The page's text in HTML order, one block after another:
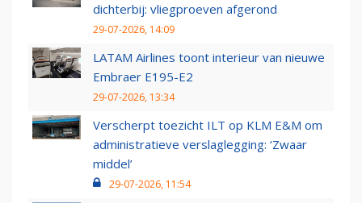
dichterbij: vliegproeven afgerond
29-07-2026, 14:09
LATAM Airlines toont interieur van nieuwe
Embraer E195-E2
29-07-2026, 13:34
Verscherpt toezicht ILT op KLM E&M om
administratieve verslaglegging: ‘Zwaar
middel’
29-07-2026, 11:54